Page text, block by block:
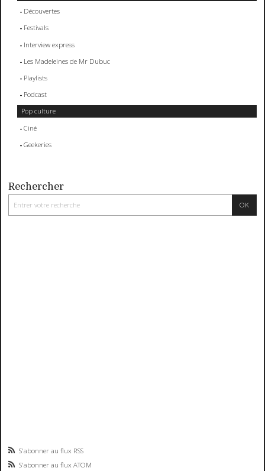
Découvertes
Festivals
Interview express
Les Madeleines de Mr Dubuc
Playlists
Podcast
Pop culture
Ciné
Geekeries
Rechercher
S'abonner au flux RSS
S'abonner au flux ATOM